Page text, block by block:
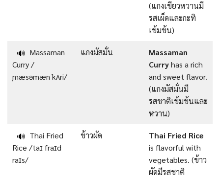
(แกงเขียวหวานมี
รสเผ็ดและกะทิ
เข้มข้น)
🔊 Massaman
Curry /
ˌmæsəmæn ˈkʌri/
แกงมัสมั่น
Massaman
Curryhas a rich
and sweet flavor.
(แกงมัสมั่นมี
รสชาติเข้มข้นและ
หวาน)
🔊 Thai Fried
Rice /taɪ fraɪd
raɪs/
ข้าวผัด
Thai Fried Rice
is flavorful with
vegetables. (ข้าว
ผัดมีรสชาติ